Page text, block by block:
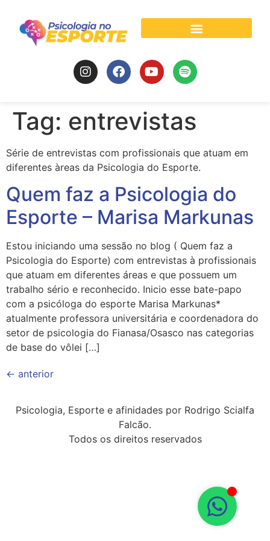
Tag: entrevistas
Série de entrevistas com profissionais que atuam em
diferentes àreas da Psicologia do Esporte.
Quem faz a Psicologia do
Esporte – Marisa Markunas
Estou iniciando uma sessão no blog ( Quem faz a
Psicologia do Esporte) com entrevistas à profissionais
que atuam em diferentes áreas e que possuem um
trabalho sério e reconhecido. Inicio esse bate-papo
com a psicóloga do esporte Marisa Markunas*
atualmente professora universitária e coordenadora do
setor de psicologia do Fianasa/Osasco nas categorias
de base do vôlei […]
← anterior
Psicologia, Esporte e afinidades por Rodrigo Scialfa
Falcão.
Todos os direitos reservados